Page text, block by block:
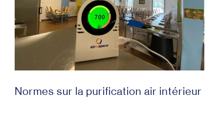
Normes sur la purification air intérieur